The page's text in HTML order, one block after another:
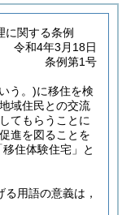
に関する条例
令和4年3月18日
条例第1号
う。)に移住を検
域住民との交流
てもらうことに
進を図ることを
住体験住宅」と
る用語の意義は，